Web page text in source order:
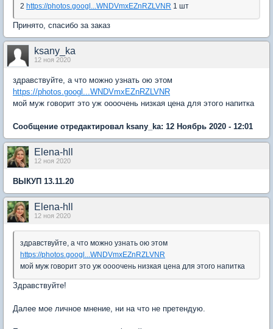
2 https://photos.googl...WNDVmxEZnRZLVNR 1 шт
Принято, спасибо за заказ
ksany_ka
12 ноя 2020
здравствуйте, а что можно узнать ою этом
https://photos.googl...WNDVmxEZnRZLVNR
мой муж говорит это уж оооочень низкая цена для этого напитка
Сообщение отредактировал ksany_ka: 12 Ноябрь 2020 - 12:01
Elena-hll
12 ноя 2020
ВЫКУП 13.11.20
Elena-hll
12 ноя 2020
здравствуйте, а что можно узнать ою этом
https://photos.googl...WNDVmxEZnRZLVNR
мой муж говорит это уж оооочень низкая цена для этого напитка
Здравствуйте!
Далее мое личное мнение, ни на что не претендую.